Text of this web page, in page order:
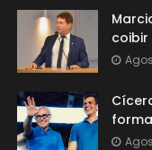
coibir